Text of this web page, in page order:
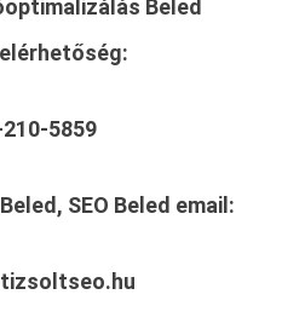
Beled
5859
SEO Beled email: